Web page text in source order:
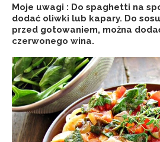
Moje uwagi : Do spaghetti na
dodać oliwki lub kapary. Do
przed gotowaniem, można
czerwonego wina.